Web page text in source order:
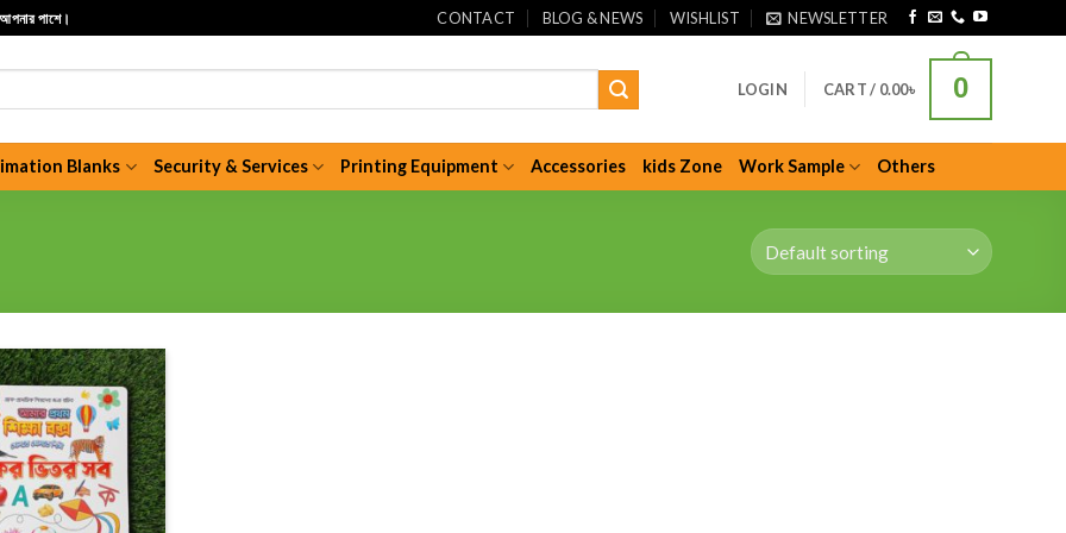
পাশে। CONTACT BLOG & NEWS WISHLIST NEWSLETTER
LOGIN CART / 0.00৳ 0
Blanks Security & Services Printing Equipment Accessories kids Zone Work Sample Others